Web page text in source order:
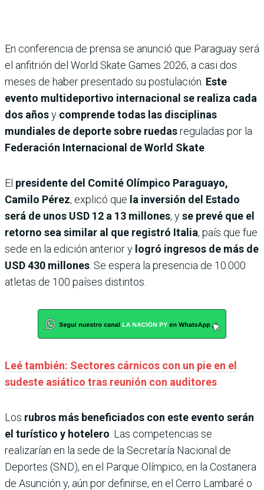
En conferencia de prensa se anunció que Paraguay será
el anfitrión del World Skate Games 2026, a casi dos
meses de haber presentado su postulación. Este
evento multideportivo internacional se realiza cada
dos añosy comprende todas las disciplinas
mundiales de deporte sobre ruedasreguladas por la
Federación Internacional de World Skate
El presidente del Comité Olímpico Paraguayo,
Camilo Pérez, explicó que la inversión del Estado
será de unos USD 12 a 13 millones, yse prevé que el
retorno sea similar al que registró Italia, país que fue
sede en la edición anterior y logró ingresos de más de
USD 430 millones . Se espera la presencia de 10.000
atletas de 100 países distintos.
Leé también: Sectores cárnicos con un pie en el
sudeste asiático tras reunión con auditores
Los rubros más beneficiados con este evento serán
el turístico y hotelero . Las competencias se
realizarían en la sede de la Secretaría Nacional de
Deportes (SND), en el Parque Olímpico, en la Costanera
de Asunción y, aún por definirse, en el Cerro Lambaré o